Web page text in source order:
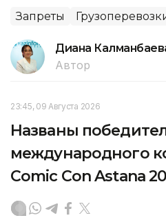
Запреты
Диана
Автор
23:45, 09 Августа 2026
Названы
международного
Comic Con Astana